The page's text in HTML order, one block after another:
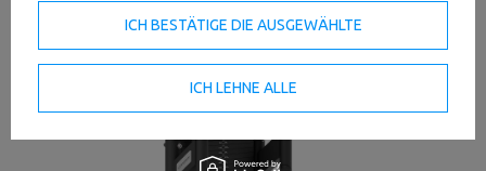
ICH BESTÄTIGE DIE AUSGEWÄHLTE
ICH LEHNE ALLE